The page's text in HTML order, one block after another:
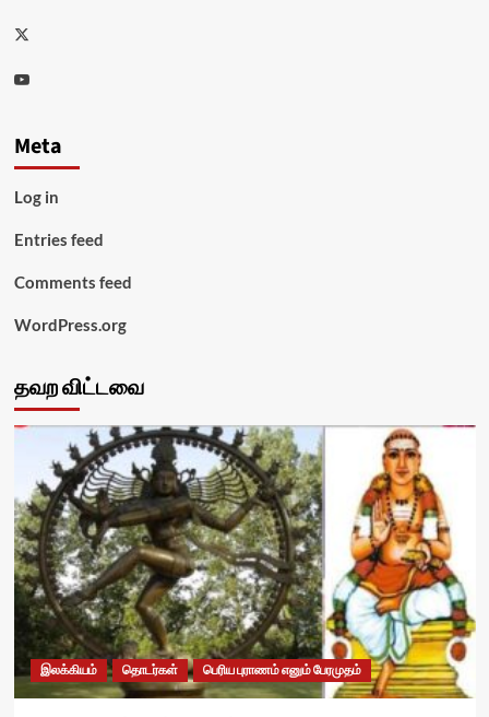
Twitter
Youtube
Meta
Log in
Entries feed
Comments feed
WordPress.org
தவற விட்டவை
இலக்கியம் தொடர்கள் பெரிய புராணம் எனும் பேரமுதம்